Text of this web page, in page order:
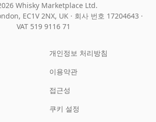
Whisky Marketplace Ltd.
EC1V 2NX, UK · 회사 번호 17204643 ·
VAT 519 9116 71
개인정보 처리방침
이용약관
접근성
쿠키 설정